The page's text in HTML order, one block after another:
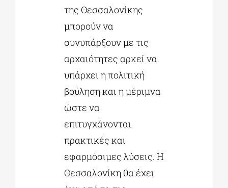
της Θεσσαλονίκης
μπορούν να
συνυπάρξουν με τις
αρχαιότητες αρκεί να
υπάρχει η πολιτική
βούληση και η μέριμνα
ώστε να
επιτυγχάνονται
πρακτικές και
εφαρμόσιμες λύσεις. Η
Θεσσαλονίκη θα έχει